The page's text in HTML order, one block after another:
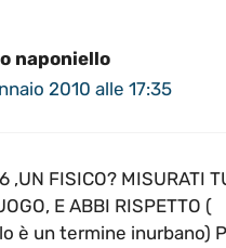
naponiello
2010 alle 17:35
,UN FISICO? MISURATI
E ABBI RISPETTO (
è un termine inurbano)